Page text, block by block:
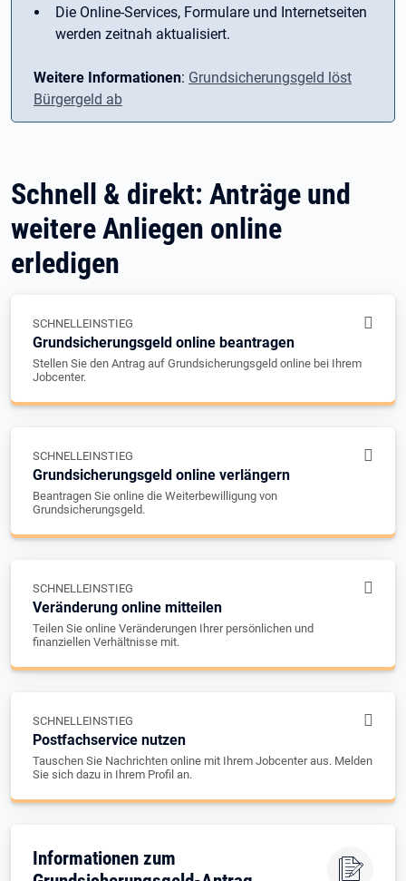
Die Online-Services, Formulare und Internetseiten
werden zeitnah aktualisiert.
Weitere Informationen: Grundsicherungsgeld löst
Bürgergeld ab
Schnell & direkt: Anträge und
weitere Anliegen online
erledigen
SCHNELLEINSTIEG
Grundsicherungsgeld online beantragen
Stellen Sie den Antrag auf Grundsicherungsgeld online bei Ihrem
Jobcenter.
SCHNELLEINSTIEG
Grundsicherungsgeld online verlängern
Beantragen Sie online die Weiterbewilligung von
Grundsicherungsgeld.
SCHNELLEINSTIEG
Veränderung online mitteilen
Teilen Sie online Veränderungen Ihrer persönlichen und
finanziellen Verhältnisse mit.
SCHNELLEINSTIEG
Postfachservice nutzen
Tauschen Sie Nachrichten online mit Ihrem Jobcenter aus. Melden
Sie sich dazu in Ihrem Profil an.
Informationen zum